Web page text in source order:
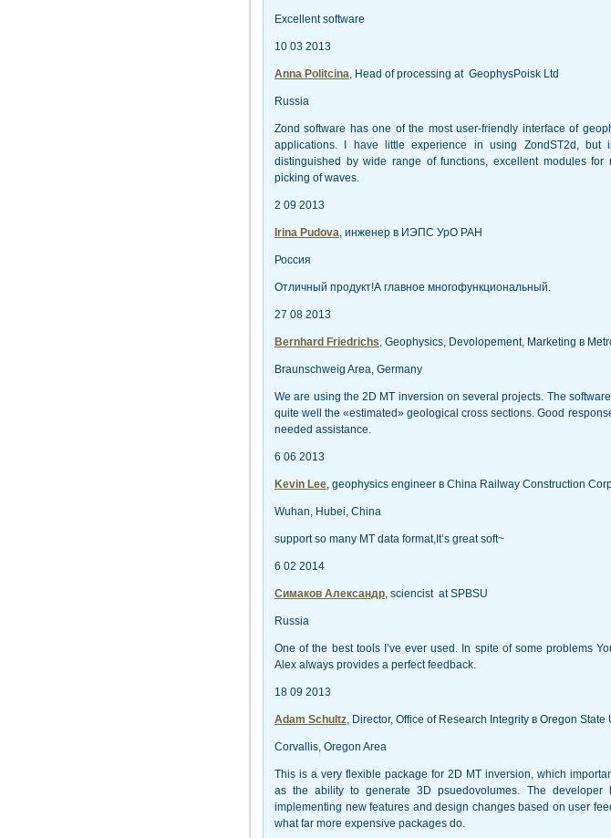
Excellent software
10 03 2013
Anna Politcina, Head of processing at GeophysPoisk Ltd
Russia
Zond software has one of the most user-friendly interface of
applications. I have little experience in using ZondST2d,
distinguished by wide range of functions, excellent modules for
picking of waves.
2 09 2013
Irina Pudova, инженер в ИЭПС УрО РАН
Россия
Отличный продукт!А главное многофункциональный.
27 08 2013
Bernhard Friedrichs, Geophysics, Devolopement, Marketing в
Braunschweig Area, Germany
We are using the 2D MT inversion on several projects. The
quite well the «estimated» geological cross sections. Good
needed assistance.
6 06 2013
Kevin Lee, geophysics engineer в China Railway Construction
Wuhan, Hubei, China
support so many MT data format,It’s great soft~
6 02 2014
Симаков Александр, sciencist at SPBSU
Russia
One of the best tools I’ve ever used. In spite of some problems
Alex always provides a perfect feedback.
18 09 2013
Adam Schultz, Director, Office of Research Integrity в Oregon State
Corvallis, Oregon Area
This is a very flexible package for 2D MT inversion, which
as the ability to generate 3D psuedovolumes. The developer
implementing new features and design changes based on user
what far more expensive packages do.